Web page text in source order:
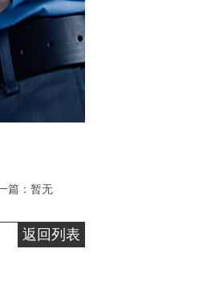
篇：暂无
返回列表